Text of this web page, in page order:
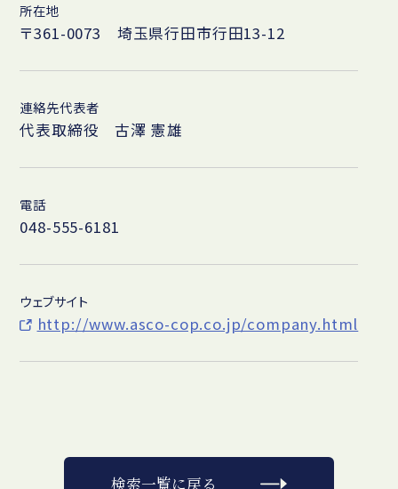
所在地
〒361-0073 埼玉県行田市行田13-12
連絡先代表者
代表取締役 古澤 憲雄
電話
048-555-6181
ウェブサイト
http://www.asco-cop.co.jp/company.html
検索一覧に戻る